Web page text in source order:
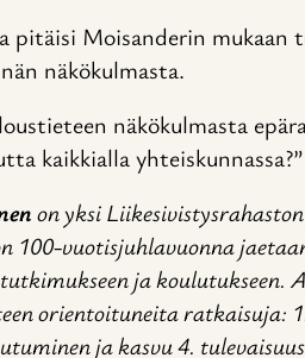
pitäisi Moisanderin mukaan
näkökulmasta.
näkökulmasta
kaikkialla yhteiskunnassa?”
on yksi
100-vuotisjuhlavuonna
ja koulutukseen.
orientoituneita ratkaisuja:
ja kasvu 4.